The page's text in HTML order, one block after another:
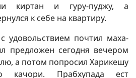
киртан и гуру-пуджу, а
к себе на квартиру.
удовольствием почтил маха-
предложен сегодня вечером
а потом попросил Харикешу
качори. Прабхупада ест